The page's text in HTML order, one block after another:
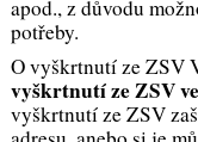
apod., z důvodu
potřeby.
O vyškrtnutí ze ZSV
vyškrtnutíze ZSV
vyškrtnutí ze ZSV